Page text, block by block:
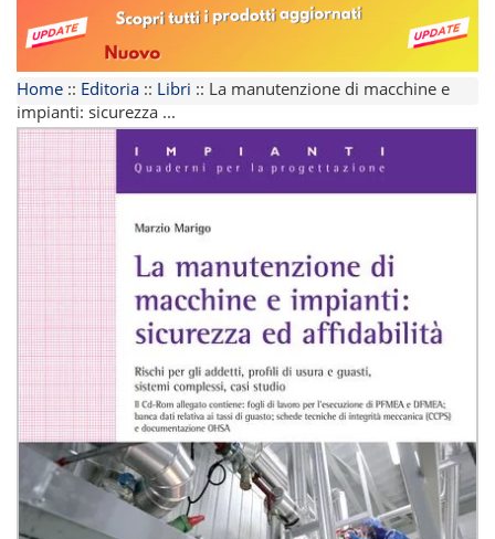
TEMATICHE
Home :: Editoria :: Libri :: La manutenzione di macchine e
impianti: sicurezza ...